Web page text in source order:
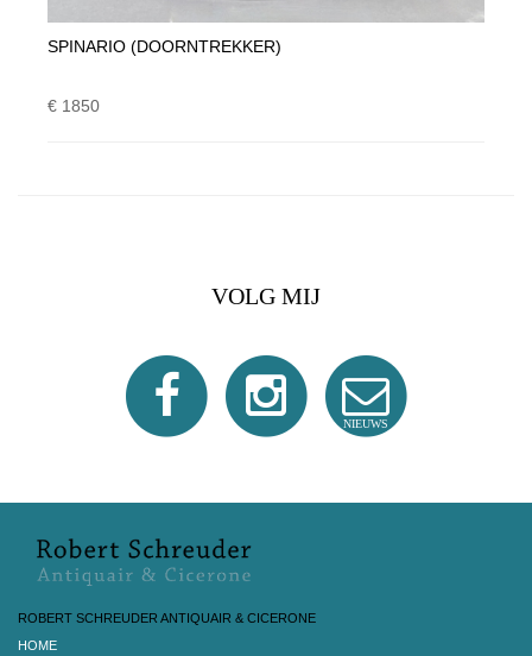
SPINARIO (DOORNTREKKER)
€ 1850
VOLG MIJ
NIEUWS
ROBERT SCHREUDER ANTIQUAIR & CICERONE
HOME